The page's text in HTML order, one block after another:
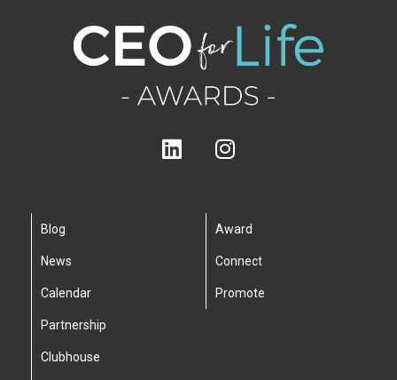
Blog
News
Calendar
Partnership
Clubhouse
Award
Connect
Promote